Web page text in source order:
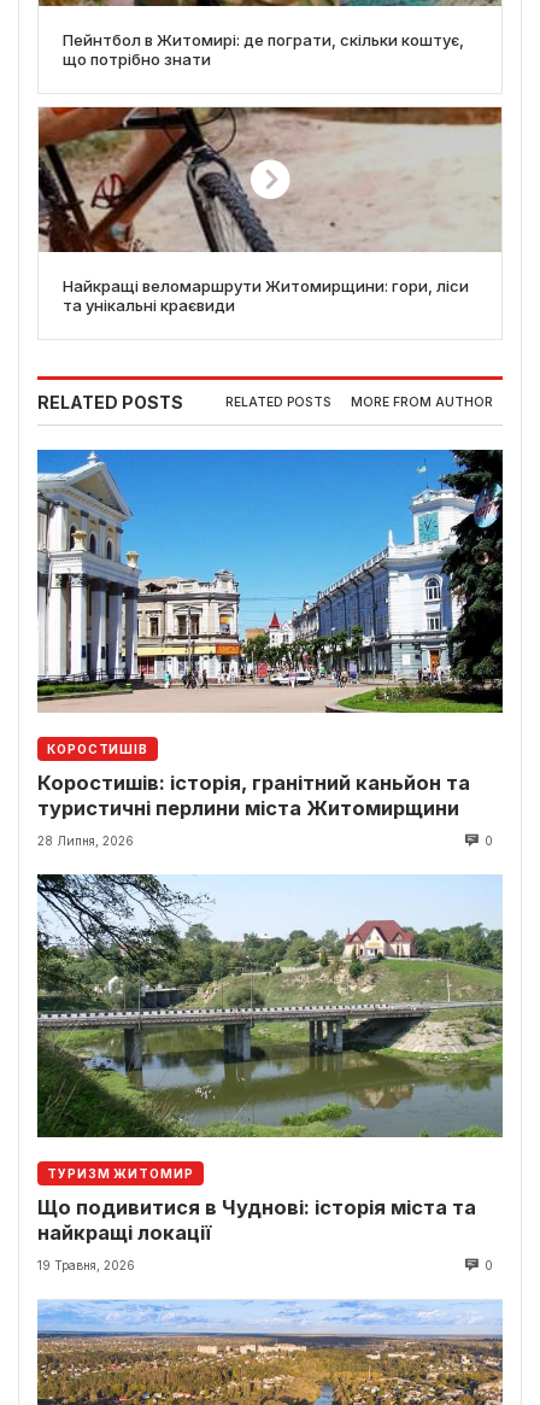
Пейнтбол в Житомирі: де пограти, скільки коштує,
що потрібно знати
Найкращі веломаршрути Житомирщини: гори, ліси
та унікальні краєвиди
RELATED POSTS RELATED POSTS MORE FROM AUTHOR
КОРОСТИШІВ
Коростишів: історія, гранітний каньйон та
туристичні перлини міста Житомирщини
28 Липня, 2026 0
ТУРИЗМ ЖИТОМИР
Що подивитися в Чуднові: історія міста та
найкращі локації
19 Травня, 2026 0